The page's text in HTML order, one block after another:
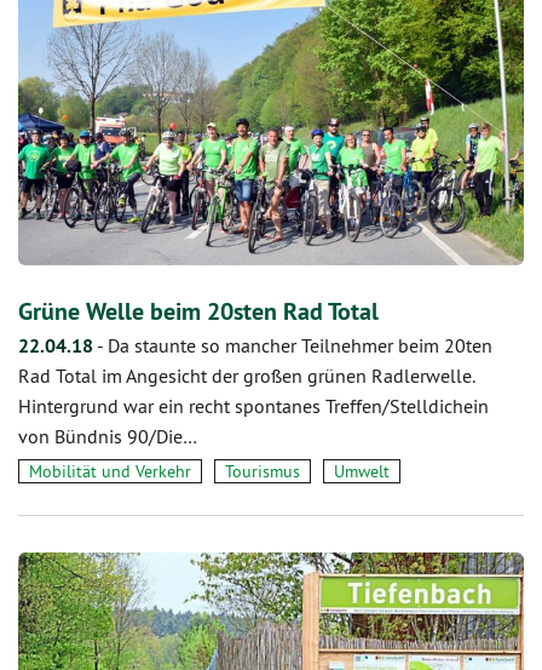
Grüne Welle beim 20sten Rad Total
22.04.18 - Da staunte so mancher Teilnehmer beim 20ten
Rad Total im Angesicht der großen grünen Radlerwelle.
Hintergrund war ein recht spontanes Treffen/Stelldichein
von Bündnis 90/Die…
Mobilität und Verkehr Tourismus Umwelt